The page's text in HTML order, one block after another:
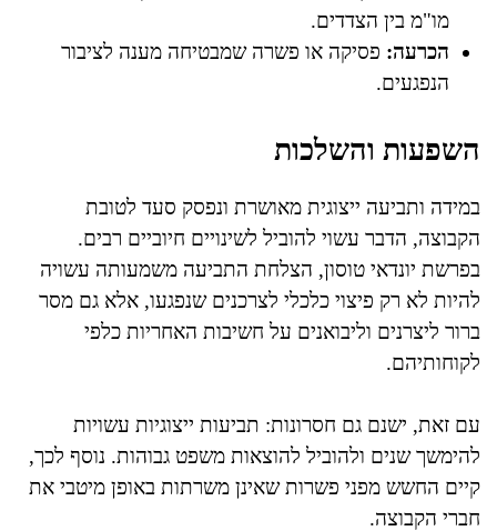
מו"מ בין הצדדים.
הכרעה: פסיקה או פשרה שמבטיחה מענה לציבור
הנפגעים.
השפעות והשלכות
במידה ותביעה ייצוגית מאושרת ונפסק סעד לטובת
הקבוצה, הדבר עשוי להוביל לשינויים חיוביים רבים.
בפרשת יונדאי טוסון, הצלחת התביעה משמעותה עשויה
להיות לא רק פיצוי כלכלי לצרכנים שנפגעו, אלא גם מסר
ברור ליצרנים וליבואנים על חשיבות האחריות כלפי
לקוחותיהם.
עם זאת, ישנם גם חסרונות: תביעות ייצוגיות עשויות
להימשך שנים ולהוביל להוצאות משפט גבוהות. נוסף לכך,
קיים החשש מפני פשרות שאינן משרתות באופן מיטבי את
חברי הקבוצה.